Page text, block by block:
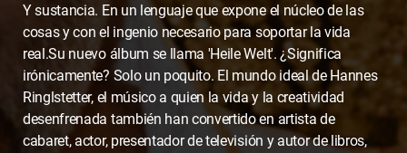
Y sustancia. En un lenguaje que expone el núcleo de las
cosas y con el ingenio necesario para soportar la vida
real.Su nuevo álbum se llama 'Heile Welt'. ¿Significa
irónicamente? Solo un poquito. El mundo ideal de Hannes
Ringlstetter, el músico a quien la vida y la creatividad
desenfrenada también han convertido en artista de
cabaret, actor, presentador de televisión y autor de libros,